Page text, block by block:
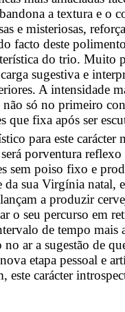
a textura e o
e misteriosas,
facto deste
do trio. Muito
carga sugestiva e
A intensidade
não só no primeiro
que fixa após ser
para este
porventura
sem poiso fixo e
sua Virgínia natal,
a produzir
o seu percurso em
de tempo mais
ar a sugestão de
etapa pessoal e
este carácter